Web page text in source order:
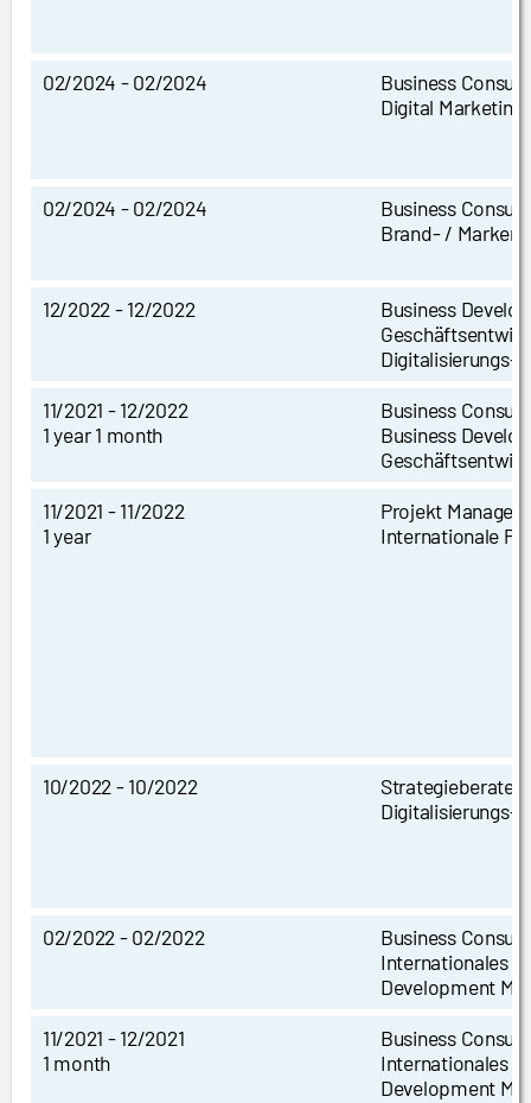
02/2024 - 02/2024
Business
Digital Marketing
02/2024 - 02/2024
Business
Brand- /
12/2022 - 12/2022
Business
Digitalisierungs-
11/2021 - 12/2022
1 year 1 month
Business
Business
11/2021 - 11/2022
1 year
Projekt
Internationale
10/2022 - 10/2022
Strategieberater
Digitalisierungs-
02/2022 - 02/2022
Business
Internationales
Development
11/2021 - 12/2021
1 month
Business
Internationales
Development